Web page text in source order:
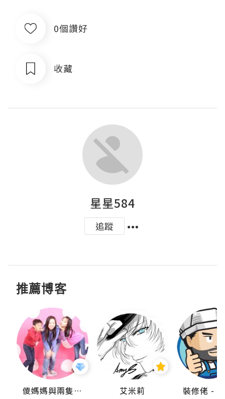
0個讚好
收藏
星星584
追蹤
推薦博客
儍媽媽與兩隻小魔怪之家 艾米莉